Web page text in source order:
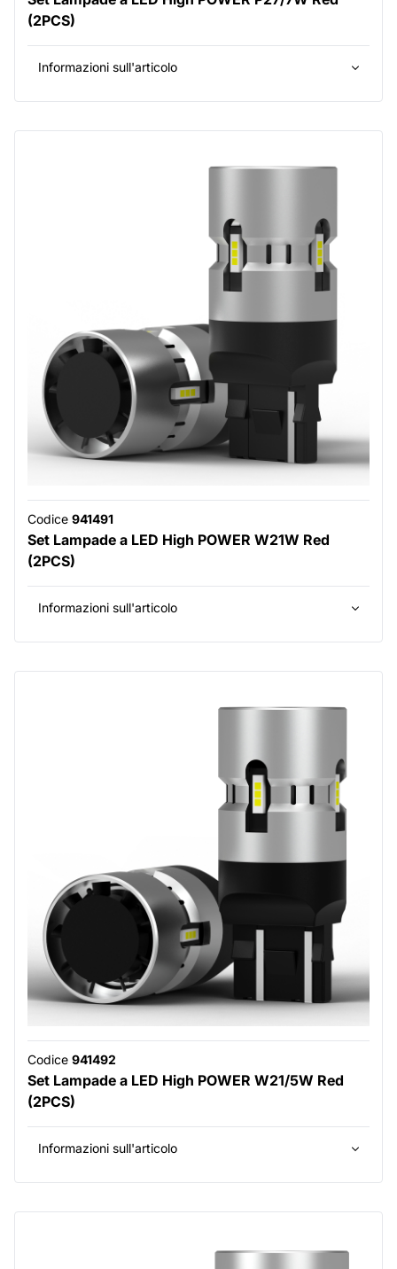
(2PCS)
Informazioni sull'articolo
Codice 941491
Set Lampade a LED High POWER W21W Red
(2PCS)
Informazioni sull'articolo
Codice 941492
Set Lampade a LED High POWER W21/5W Red
(2PCS)
Informazioni sull'articolo